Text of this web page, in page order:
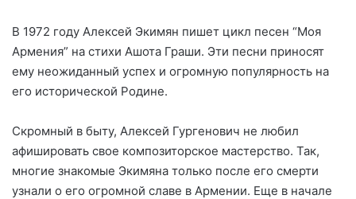
В 1972 году Алексей Экимян пишет цикл песен “Моя
Армения” на стихи Ашота Граши. Эти песни приносят
ему неожиданный успех и огромную популярность на
его исторической Родине.
Скромный в быту, Алексей Гургенович не любил
афишировать свое композиторское мастерство. Так,
многие знакомые Экимяна только после его смерти
узнали о его огромной славе в Армении. Еще в начале